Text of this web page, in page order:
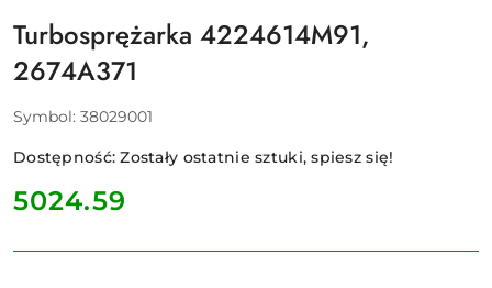
Turbosprężarka 4224614M91,
2674A371
Symbol: 38029001
Dostępność:Zostały ostatnie sztuki, spiesz się!
cena:
5024.59